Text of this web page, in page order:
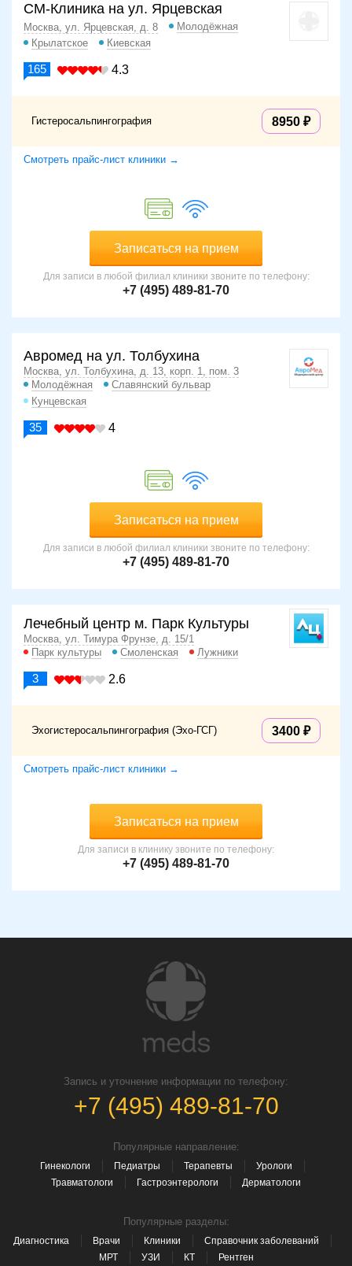
СМ-Клиника на ул. Ярцевская
Москва, ул. Ярцевская, д. 8
Молодёжная
Крылатское
Киевская
165 4.3
Гистеросальпингография 8950
Смотреть прайс-лист клиники →
Записаться на прием
Для записи в любой филиал клиники звоните по телефону:
+7 (495) 489-81-70
Авромед на ул. Толбухина
Москва, ул. Толбухина, д. 13, корп. 1, пом. 3
Молодёжная
Славянский бульвар
Кунцевская
35 4
Записаться на прием
Для записи в любой филиал клиники звоните по телефону:
+7 (495) 489-81-70
Лечебный центр м. Парк Культуры
Москва, ул. Тимура Фрунзе, д. 15/1
Парк культуры
Смоленская Лужники
3 2.6
Эхогистеросальпингография (Эхо-ГСГ) 3400
Смотреть прайс-лист клиники →
Записаться на прием
Для записи в клинику звоните по телефону:
+7 (495) 489-81-70
Запись и уточнение информации по телефону:
+7 (495) 489-81-70
Популярные направление:
Гинекологи Педиатры Терапевты
Урологи
Травматологи
Гастроэнтерологи Дерматологи
Популярные разделы:
Диагностика Врачи Клиники
Справочник заболеваний
МРТ
УЗИ КТ Рентген